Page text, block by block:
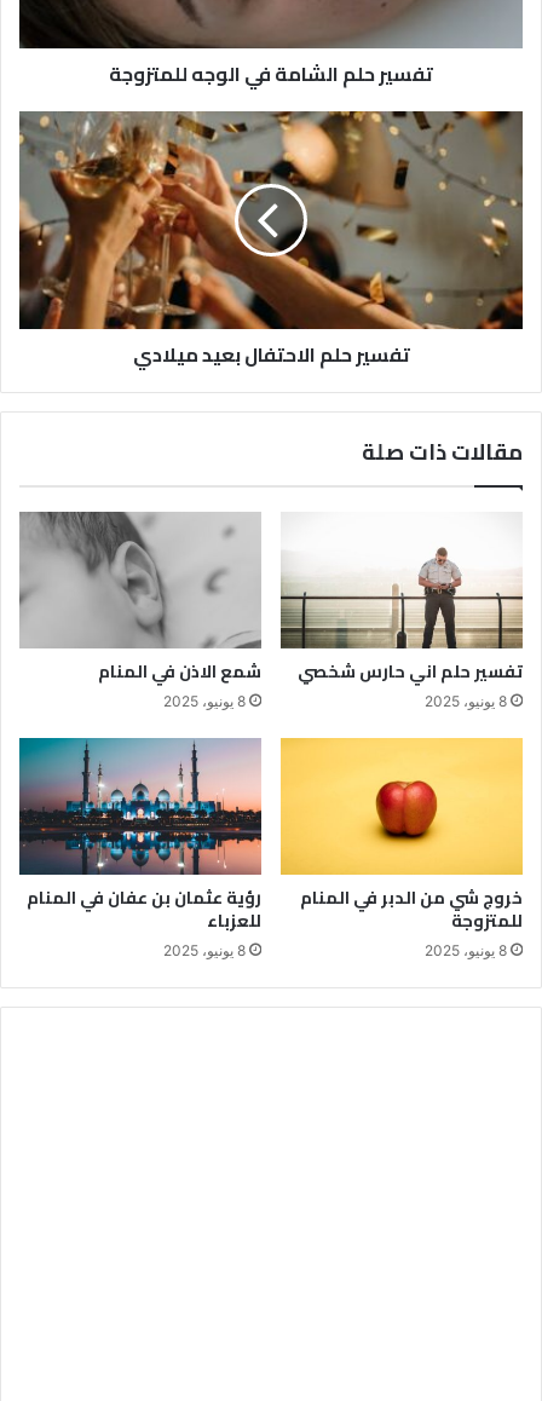
تفسير حلم الشامة في الوجه للمتزوجة
تفسير حلم الاحتفال بعيد ميلادي
مقالات ذات صلة
تفسير حلم اني حارس شخصي
8 يونيو، 2025
شمع الاذن في المنام
8 يونيو، 2025
خروج شي من الدبر في المنام
للمتزوجة
8 يونيو، 2025
رؤية عثمان بن عفان في المنام
للعزباء
8 يونيو، 2025